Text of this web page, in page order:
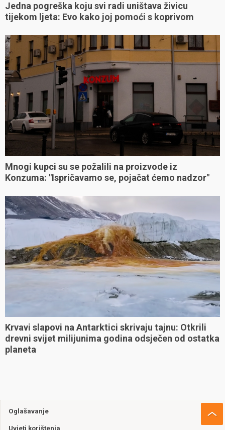
Jedna pogreška koju svi radi uništava živicu
tijekom ljeta: Evo kako joj pomoći s koprivom
Mnogi kupci su se požalili na proizvode iz
Konzuma: "Ispričavamo se, pojačat ćemo nadzor"
Krvavi slapovi na Antarktici skrivaju tajnu: Otkrili
drevni svijet milijunima godina odsječen od ostatka
planeta
Oglašavanje
Uvjeti korištenja